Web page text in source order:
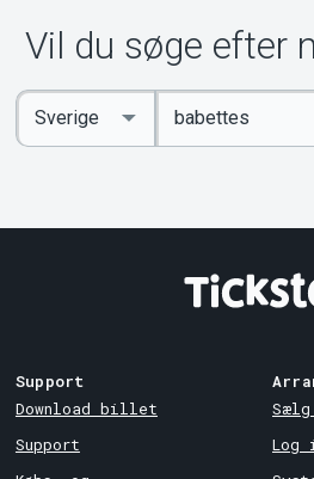
Vil du søge efter
Indtast
søgeord
Select
Country
Support
Download billet
Support
Sælg
Log